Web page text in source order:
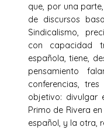
que, por una
de discursos
Sindicalismo,
con capacidad
española, tiene,
pensamiento
conferencias,
objetivo: divulgar
Primo de Rivera
español, y la otra,